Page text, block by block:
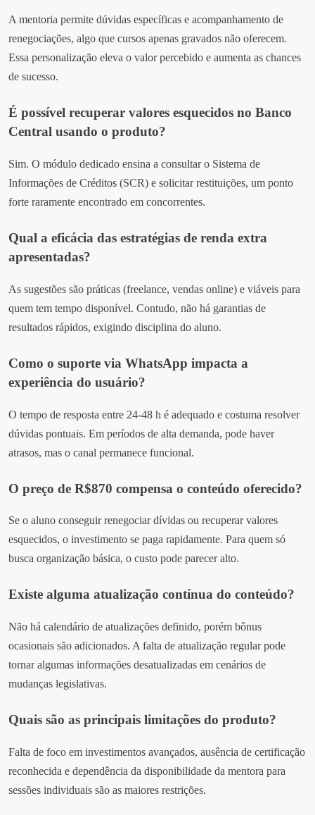
A mentoria permite dúvidas específicas e acompanhamento de
renegociações, algo que cursos apenas gravados não oferecem.
Essa personalização eleva o valor percebido e aumenta as chances
de sucesso.
É possível recuperar valores esquecidos no Banco
Central usando o produto?
Sim. O módulo dedicado ensina a consultar o Sistema de
Informações de Créditos (SCR) e solicitar restituições, um ponto
forte raramente encontrado em concorrentes.
Qual a eficácia das estratégias de renda extra
apresentadas?
As sugestões são práticas (freelance, vendas online) e viáveis para
quem tem tempo disponível. Contudo, não há garantias de
resultados rápidos, exigindo disciplina do aluno.
Como o suporte via WhatsApp impacta a
experiência do usuário?
O tempo de resposta entre 24‑48 h é adequado e costuma resolver
dúvidas pontuais. Em períodos de alta demanda, pode haver
atrasos, mas o canal permanece funcional.
O preço de R$870 compensa o conteúdo oferecido?
Se o aluno conseguir renegociar dívidas ou recuperar valores
esquecidos, o investimento se paga rapidamente. Para quem só
busca organização básica, o custo pode parecer alto.
Existe alguma atualização contínua do conteúdo?
Não há calendário de atualizações definido, porém bônus
ocasionais são adicionados. A falta de atualização regular pode
tornar algumas informações desatualizadas em cenários de
mudanças legislativas.
Quais são as principais limitações do produto?
Falta de foco em investimentos avançados, ausência de certificação
reconhecida e dependência da disponibilidade da mentora para
sessões individuais são as maiores restrições.